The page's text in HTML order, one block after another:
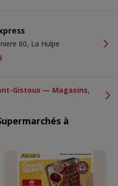
60, La Hulpe
Gistoux — Magasins,
à